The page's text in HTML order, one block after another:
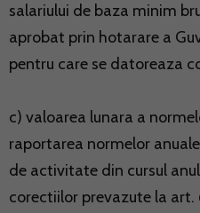
salariului de baza minim
aprobat prin hotarare a
pentru care se datoreaza
c) valoarea lunara a
raportarea normelor
de activitate din cursul
corectiilor prevazute la art.